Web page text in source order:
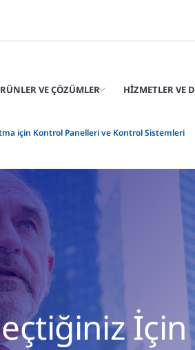
VE ÇÖZÜMLER HIZMETLER VE
için Kontrol Panelleri ve Kontrol Sistemleri
İçin